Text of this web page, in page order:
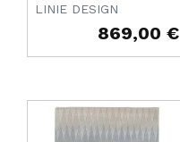
LINIE DESIGN
869,00 €